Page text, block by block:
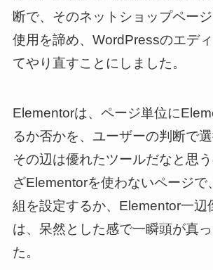
断で、そのネットショップペー
使用を諦め、WordPressのエデ
てやり直すことにしました。
Elementorは、ページ単位に
るか否かを、ユーザーの判断で選
その辺は優れたツールだなと思
ざElementorを使わないページで
組を設定するか、Elementor一辺
は、呆然とした感で一瞬頭が真
た。